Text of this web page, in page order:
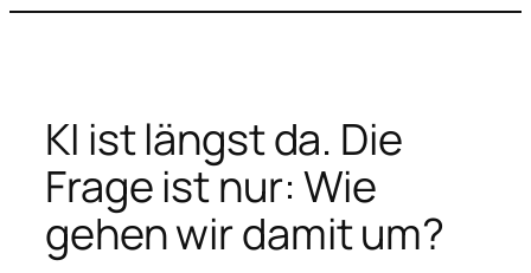
KI ist längst da. Die
Frage ist nur: Wie
gehen wir damit um?